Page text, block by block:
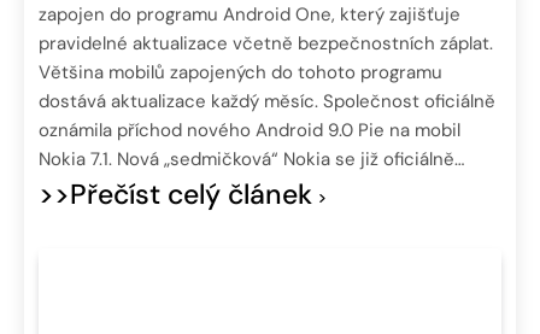
zapojen do programu Android One, který zajišťuje
pravidelné aktualizace včetně bezpečnostních záplat.
Většina mobilů zapojených do tohoto programu
dostává aktualizace každý měsíc. Společnost oficiálně
oznámila příchod nového Android 9.0 Pie na mobil
Nokia 7.1. Nová „sedmičková“ Nokia se již oficiálně…
>>Přečíst celý článek